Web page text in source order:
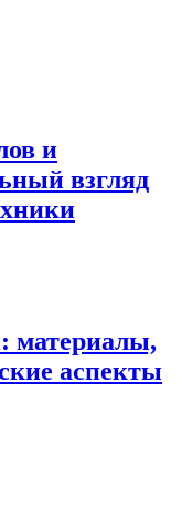
и
взгляд
материалы,
аспекты